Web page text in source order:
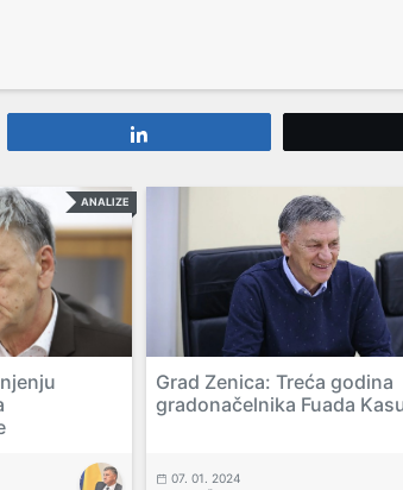
ANALIZE
Grad Zenica: Treća godina
gradonačelnika Fuada
07. 01. 2024